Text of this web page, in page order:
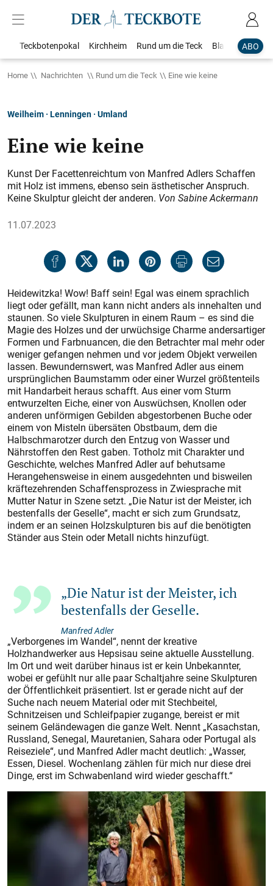
ABO
Teckbotenpokal Kirchheim Rund um die Teck Blaulicht
Home Nachrichten Rund um die Teck Eine wie keine
Weilheim · Lenningen · Umland
Eine wie keine
Kunst Der Facettenreichtum von Manfred Adlers Schaffen
mit Holz ist immens, ebenso sein ästhetischer Anspruch.
Keine Skulptur gleicht der anderen. Von Sabine Ackermann
11.07.2023
Heidewitzka! Wow! Baff sein! Egal was einem sprachlich
liegt oder gefällt, man kann nicht anders als innehalten und
staunen. So viele Skulpturen in einem Raum – es sind die
Magie des Holzes und der urwüchsige Charme andersartiger
Formen und Farbnuancen, die den Betrachter mal mehr oder
weniger gefangen nehmen und vor jedem Objekt verweilen
lassen. Bewundernswert, was Manfred Adler aus einem
ursprünglichen Baumstamm oder einer Wurzel größtenteils
mit Handarbeit heraus schafft. Aus einer vom Sturm
entwurzelten Eiche, einer von Auswüchsen, Knollen oder
anderen unförmigen Gebilden abgestorbenen Buche oder
einem von Misteln übersäten Obstbaum, dem die
Halbschmarotzer durch den Entzug von Wasser und
Nährstoffen den Rest gaben. Totholz mit Charakter und
Geschichte, welches Manfred Adler auf behutsame
Herangehensweise in einem ausgedehnten und bisweilen
kräftezehrenden Schaffensprozess in Zwiesprache mit
Mutter Natur in Szene setzt. „Die Natur ist der Meister, ich
bestenfalls der Geselle“, macht er sich zum Grundsatz,
indem er an seinen Holzskulpturen bis auf die benötigten
Ständer aus Stein oder Metall nichts hinzufügt.
„Die Natur ist der Meister, ich
bestenfalls der Geselle.
Manfred Adler
„Verborgenes im Wandel“, nennt der kreative
Holzhandwerker aus Hepsisau seine aktuelle Ausstellung.
Im Ort und weit darüber hinaus ist er kein Unbekannter,
wobei er gefühlt nur alle paar Schaltjahre seine Skulpturen
der Öffentlichkeit präsentiert. Ist er gerade nicht auf der
Suche nach neuem Material oder mit Stechbeitel,
Schnitzeisen und Schleifpapier zugange, bereist er mit
seinem Geländewagen die ganze Welt. Nennt „Kasachstan,
Russland, Senegal, Mauretanien, Sahara oder Portugal als
Reiseziele“, und Manfred Adler macht deutlich: „Wasser,
Essen, Diesel. Wochenlang zählen für mich nur diese drei
Dinge, erst im Schwabenland wird wieder geschafft.“